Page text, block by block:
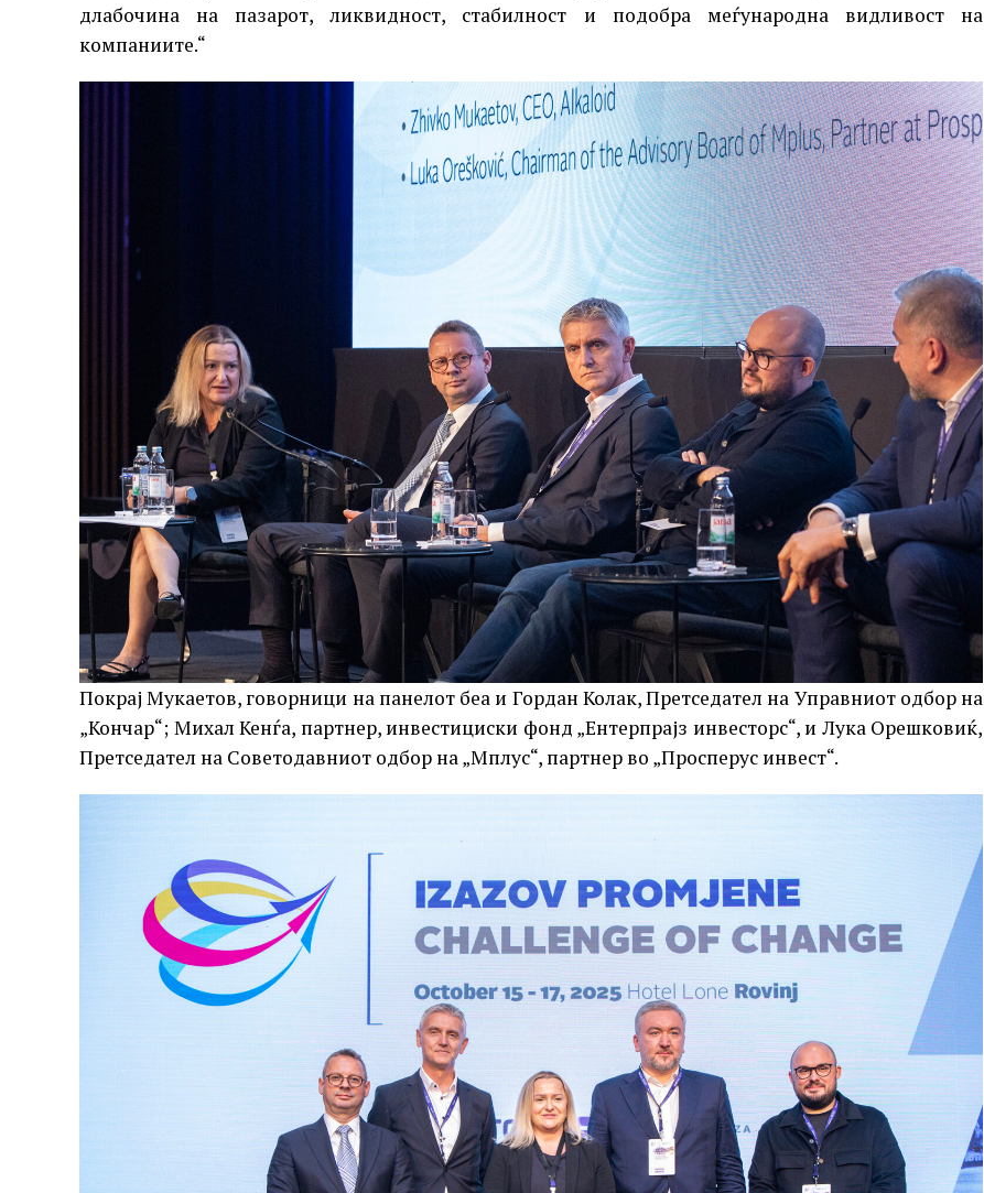
длабочина на пазарот, ликвидност, стабилност и подобра меѓународна видливост на
компаниите.“
Покрај Мукаетов, говорници на панелот беа и Гордан Колак, Претседател на Управниот одбор на
„Кончар“; Михал Кенѓа, партнер, инвестициски фонд „Ентерпрајз инвесторс“, и Лука Орешковиќ,
Претседател на Советодавниот одбор на „Мплус“, партнер во „Просперус инвест“.